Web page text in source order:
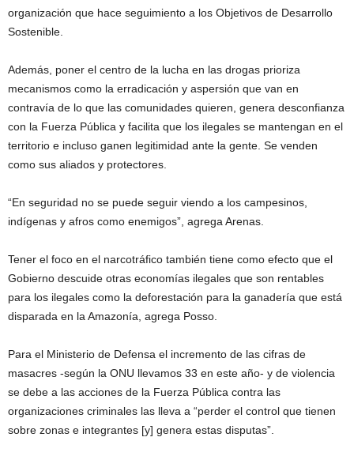
organización que hace seguimiento a los Objetivos de Desarrollo
Sostenible.
Además, poner el centro de la lucha en las drogas prioriza
mecanismos como la erradicación y aspersión que van en
contravía de lo que las comunidades quieren, genera desconfianza
con la Fuerza Pública y facilita que los ilegales se mantengan en el
territorio e incluso ganen legitimidad ante la gente. Se venden
como sus aliados y protectores.
“En seguridad no se puede seguir viendo a los campesinos,
indígenas y afros como enemigos”, agrega Arenas.
Tener el foco en el narcotráfico también tiene como efecto que el
Gobierno descuide otras economías ilegales que son rentables
para los ilegales como la deforestación para la ganadería que está
disparada en la Amazonía, agrega Posso.
Para el Ministerio de Defensa el incremento de las cifras de
masacres -según la ONU llevamos 33 en este año- y de violencia
se debe a las acciones de la Fuerza Pública contra las
organizaciones criminales las lleva a “perder el control que tienen
sobre zonas e integrantes [y] genera estas disputas”.